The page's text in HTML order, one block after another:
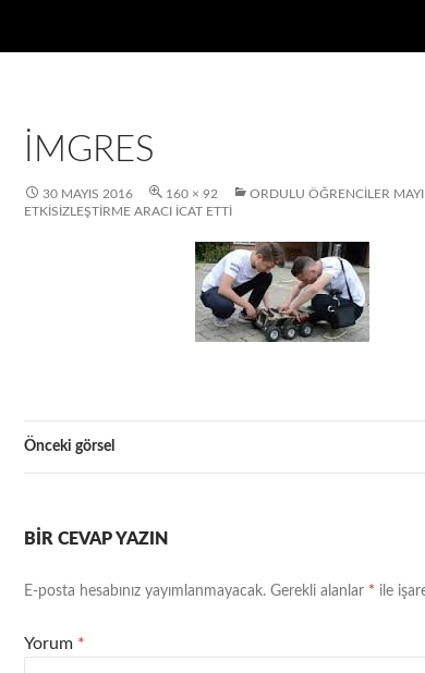
IMGRES
30 MAYIS 2016 160 × 92
ORDULU ÖĞRENCILER
ETKISIZLEŞTIRME ARACI ICAT ETTI
Önceki görsel
BIR CEVAP YAZIN
E-posta hesabınız yayımlanmayacak. Gerekli alanlar * ile
Yorum *